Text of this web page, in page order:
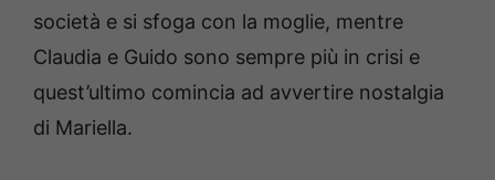
società e si sfoga con la moglie, mentre
Claudia e Guido sono sempre più in crisi e
quest’ultimo comincia ad avvertire nostalgia
di Mariella.